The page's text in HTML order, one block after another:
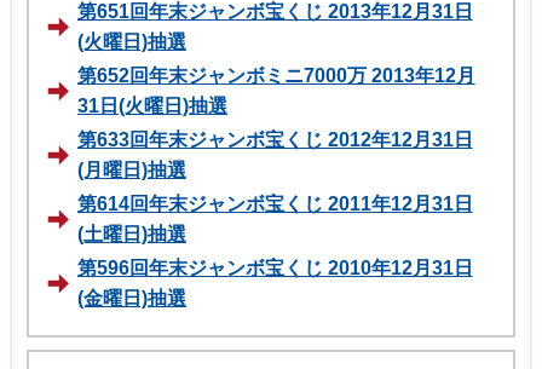
第651回年末ジャンボ宝くじ 2013年12月31日
(火曜日)抽選
第652回年末ジャンボミニ7000万 2013年12月
31日(火曜日)抽選
第633回年末ジャンボ宝くじ 2012年12月31日
(月曜日)抽選
第614回年末ジャンボ宝くじ 2011年12月31日
(土曜日)抽選
第596回年末ジャンボ宝くじ 2010年12月31日
(金曜日)抽選